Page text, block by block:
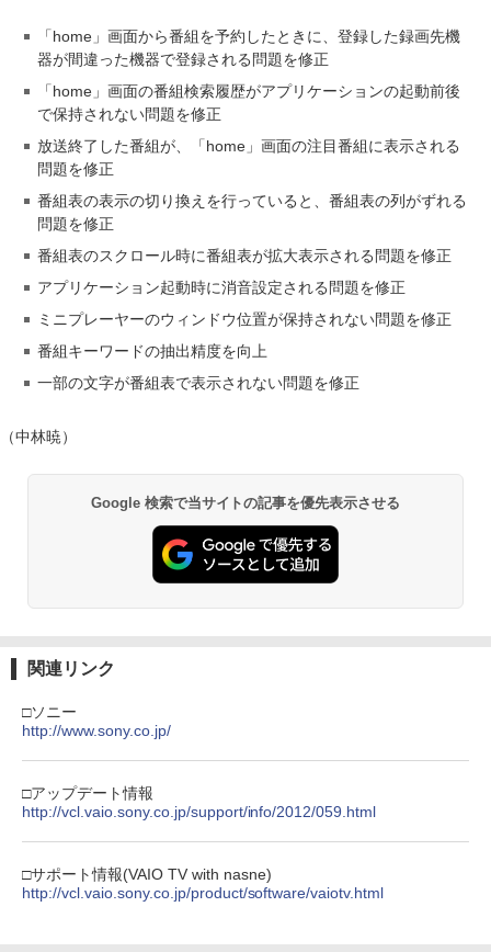
「home」画面から番組を予約したときに、登録した録画先機
器が間違った機器で登録される問題を修正
「home」画面の番組検索履歴がアプリケーションの起動前後
で保持されない問題を修正
放送終了した番組が、「home」画面の注目番組に表示される
問題を修正
番組表の表示の切り換えを行っていると、番組表の列がずれる
問題を修正
番組表のスクロール時に番組表が拡大表示される問題を修正
アプリケーション起動時に消音設定される問題を修正
ミニプレーヤーのウィンドウ位置が保持されない問題を修正
番組キーワードの抽出精度を向上
一部の文字が番組表で表示されない問題を修正
（中林暁）
Google 検索で当サイトの記事を優先表示させる
関連リンク
□ソニー
http://www.sony.co.jp/
□アップデート情報
http://vcl.vaio.sony.co.jp/support/info/2012/059.html
□サポート情報(VAIO TV with nasne)
http://vcl.vaio.sony.co.jp/product/software/vaiotv.html